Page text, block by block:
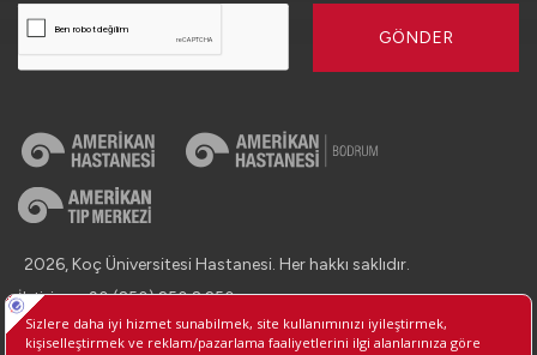
GÖNDER
2026, Koç Üniversitesi Hastanesi. Her hakkı saklıdır.
İletişim : +90 (850) 250 8 250
Kişisel Verilerin Korunması
Bilgi Toplumu Hizmetleri